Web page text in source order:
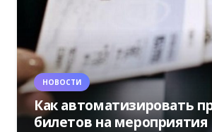
НОВОСТИ
Как автоматизировать
билетов на мероприятия